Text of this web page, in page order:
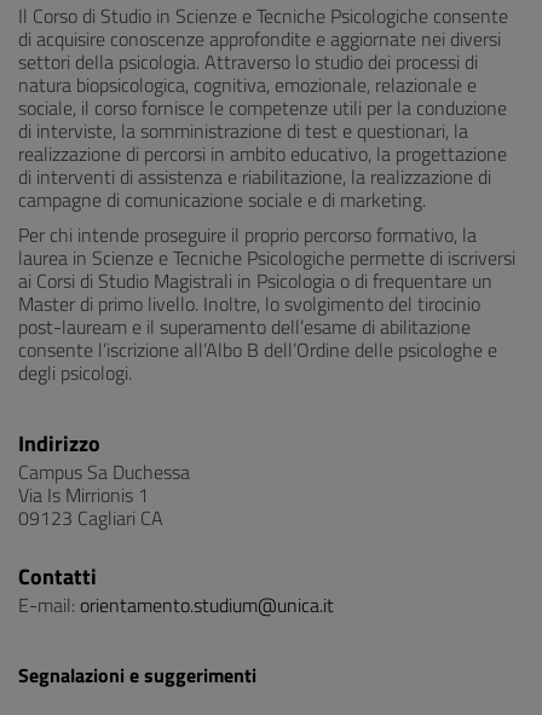
Il Corso di Studio in Scienze e Tecniche Psicologiche consente
di acquisire conoscenze approfondite e aggiornate nei diversi
settori della psicologia. Attraverso lo studio dei processi di
natura biopsicologica, cognitiva, emozionale, relazionale e
sociale, il corso fornisce le competenze utili per la conduzione
di interviste, la somministrazione di test e questionari, la
realizzazione di percorsi in ambito educativo, la progettazione
di interventi di assistenza e riabilitazione, la realizzazione di
campagne di comunicazione sociale e di marketing.
Per chi intende proseguire il proprio percorso formativo, la
laurea in Scienze e Tecniche Psicologiche permette di iscriversi
ai Corsi di Studio Magistrali in Psicologia o di frequentare un
Master di primo livello. Inoltre, lo svolgimento del tirocinio
post-lauream e il superamento dell’esame di abilitazione
consente l’iscrizione all’Albo B dell’Ordine delle psicologhe e
degli psicologi.
Indirizzo
Campus Sa Duchessa
Via Is Mirrionis 1
09123 Cagliari CA
Contatti
E-mail: orientamento.studium@unica.it
Segnalazioni e suggerimenti